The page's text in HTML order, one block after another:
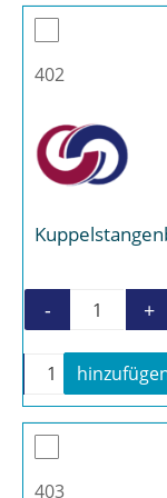
402
- +
+
403